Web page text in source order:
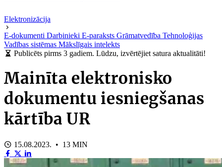
Elektronizācija
E-dokumenti Darbinieki E-paraksts Grāmatvedība Tehnoloģijas
Vadības sistēmas Mākslīgais intelekts
Publicēts pirms 3 gadiem. Lūdzu, izvērtējiet satura aktualitāti!
Mainīta elektronisko
dokumentu iesniegšanas
kārtība UR
15.08.2023. • 13 MIN